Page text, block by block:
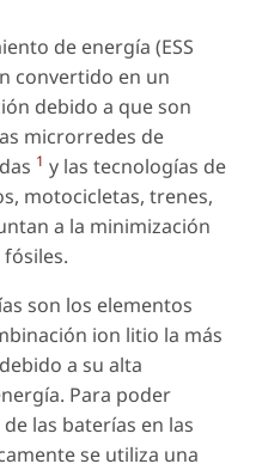
de energía (ESS
convertido en un
debido a que son
microrredes de
1 y las tecnologías de
motocicletas, trenes,
a la minimización
son los elementos
ion litio la más
a su alta
Para poder
las baterías en las
se utiliza una